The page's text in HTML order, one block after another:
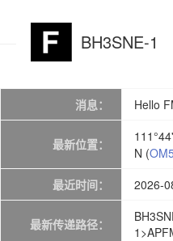
BH3SNE-1
消息： Hello
最新位置：
N (
最近时间： 2026-
最新传递路径：